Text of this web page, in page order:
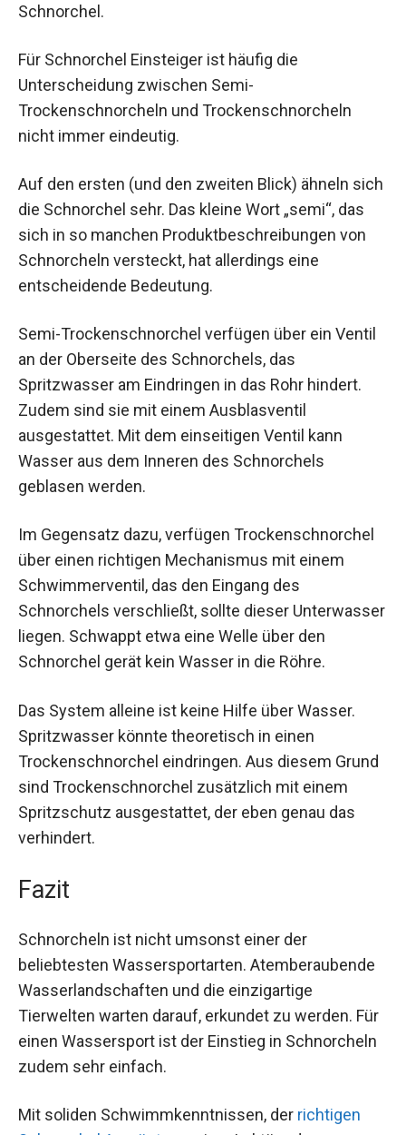
Schnorchel.
Für Schnorchel Einsteiger ist häufig die
Unterscheidung zwischen Semi-
Trockenschnorcheln und Trockenschnorcheln
nicht immer eindeutig.
Auf den ersten (und den zweiten Blick) ähneln sich
die Schnorchel sehr. Das kleine Wort „semi“, das
sich in so manchen Produktbeschreibungen von
Schnorcheln versteckt, hat allerdings eine
entscheidende Bedeutung.
Semi-Trockenschnorchel verfügen über ein Ventil
an der Oberseite des Schnorchels, das
Spritzwasser am Eindringen in das Rohr hindert.
Zudem sind sie mit einem Ausblasventil
ausgestattet. Mit dem einseitigen Ventil kann
Wasser aus dem Inneren des Schnorchels
geblasen werden.
Im Gegensatz dazu, verfügen Trockenschnorchel
über einen richtigen Mechanismus mit einem
Schwimmerventil, das den Eingang des
Schnorchels verschließt, sollte dieser Unterwasser
liegen. Schwappt etwa eine Welle über den
Schnorchel gerät kein Wasser in die Röhre.
Das System alleine ist keine Hilfe über Wasser.
Spritzwasser könnte theoretisch in einen
Trockenschnorchel eindringen. Aus diesem Grund
sind Trockenschnorchel zusätzlich mit einem
Spritzschutz ausgestattet, der eben genau das
verhindert.
Fazit
Schnorcheln ist nicht umsonst einer der
beliebtesten Wassersportarten. Atemberaubende
Wasserlandschaften und die einzigartige
Tierwelten warten darauf, erkundet zu werden. Für
einen Wassersport ist der Einstieg in Schnorcheln
zudem sehr einfach.
Mit soliden Schwimmkenntnissen, der richtigen